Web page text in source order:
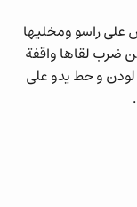
راسو ومخليها
ضرب لقاها واقفة
و حط يدو على